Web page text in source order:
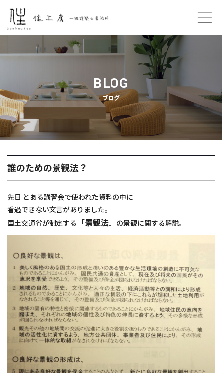
プロフィール
ご契約の流れ
住工房のこと
プライバシーポリシー
お問い合わせ
お知らせ
スタッフブログ
BLOG
ブログ
誰のための景観法？
先日 とある講習会で使われた資料の中に
看過できない文言がありました。
国土交通省が制定する 「景観法」 の景観に関する解説。